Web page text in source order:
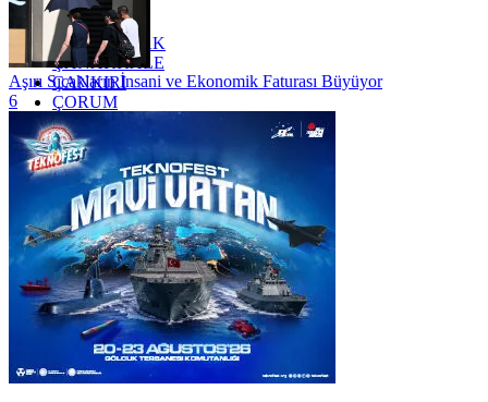
YALOVA
YOZGAT
ZONGULDAK
ÇANAKKALE
ÇANKIRI
ÇORUM
İSTANBUL
İZMİR
ŞANLIURFA
ŞIRNAK
Aşırı Sıcakların İnsani ve Ekonomik Faturası Büyüyor
6